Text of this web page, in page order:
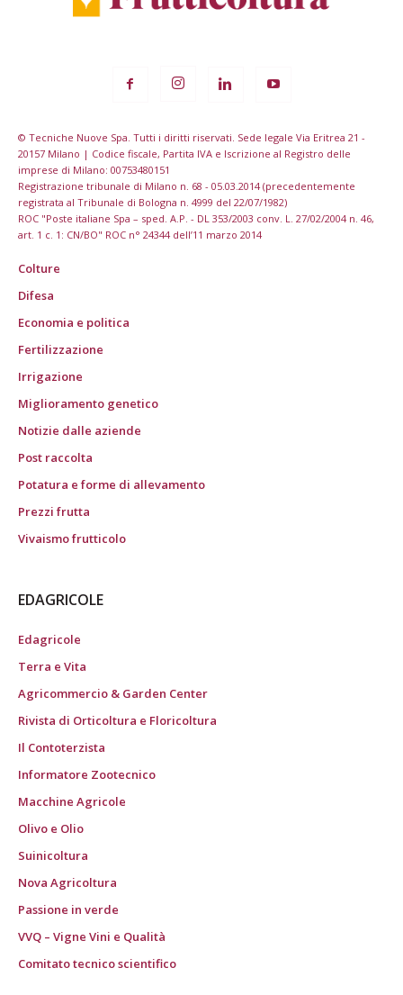
© Tecniche Nuove Spa. Tutti i diritti riservati. Sede legale Via Eritrea 21 -
20157 Milano | Codice fiscale, Partita IVA e Iscrizione al Registro delle
imprese di Milano: 00753480151
Registrazione tribunale di Milano n. 68 - 05.03.2014 (precedentemente
registrata al Tribunale di Bologna n. 4999 del 22/07/1982)
ROC "Poste italiane Spa – sped. A.P. - DL 353/2003 conv. L. 27/02/2004 n. 46,
art. 1 c. 1: CN/BO" ROC n° 24344 dell’11 marzo 2014
Colture
Difesa
Economia e politica
Fertilizzazione
Irrigazione
Miglioramento genetico
Notizie dalle aziende
Post raccolta
Potatura e forme di allevamento
Prezzi frutta
Vivaismo frutticolo
EDAGRICOLE
Edagricole
Terra e Vita
Agricommercio & Garden Center
Rivista di Orticoltura e Floricoltura
Il Contoterzista
Informatore Zootecnico
Macchine Agricole
Olivo e Olio
Suinicoltura
Nova Agricoltura
Passione in verde
VVQ – Vigne Vini e Qualità
Comitato tecnico scientifico